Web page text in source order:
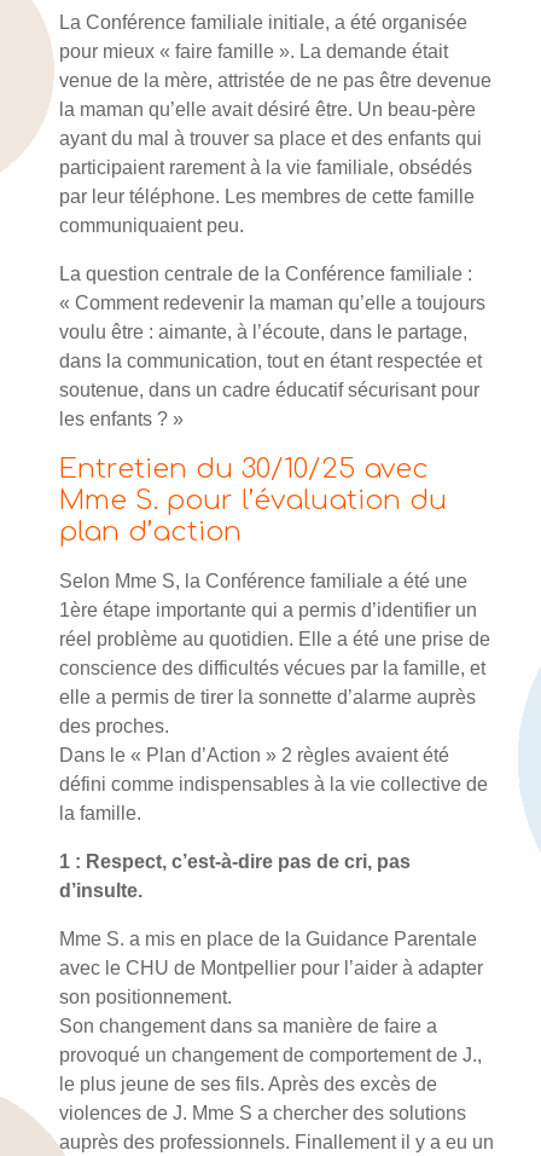
La Conférence familiale initiale, a été organisée
pour mieux « faire famille ». La demande était
venue de la mère, attristée de ne pas être devenue
la maman qu’elle avait désiré être. Un beau-père
ayant du mal à trouver sa place et des enfants qui
participaient rarement à la vie familiale, obsédés
par leur téléphone. Les membres de cette famille
communiquaient peu.
La question centrale de la Conférence familiale :
« Comment redevenir la maman qu’elle a toujours
voulu être : aimante, à l’écoute, dans le partage,
dans la communication, tout en étant respectée et
soutenue, dans un cadre éducatif sécurisant pour
les enfants ? »
Entretien du 30/10/25 avec
Mme S. pour l’évaluation du
plan d’action
Selon Mme S, la Conférence familiale a été une
1ère étape importante qui a permis d’identifier un
réel problème au quotidien. Elle a été une prise de
conscience des difficultés vécues par la famille, et
elle a permis de tirer la sonnette d’alarme auprès
des proches.
Dans le « Plan d’Action » 2 règles avaient été
défini comme indispensables à la vie collective de
la famille.
1 : Respect, c’est-à-dire pas de cri, pas
d’insulte.
Mme S. a mis en place de la Guidance Parentale
avec le CHU de Montpellier pour l’aider à adapter
son positionnement.
Son changement dans sa manière de faire a
provoqué un changement de comportement de J.,
le plus jeune de ses fils. Après des excès de
violences de J. Mme S a chercher des solutions
auprès des professionnels. Finallement il y a eu un